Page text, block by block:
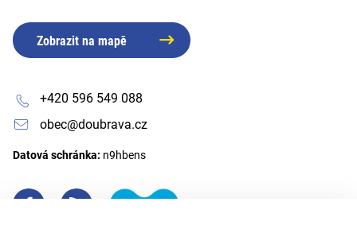
Zobrazit na mapě
+420 596 549 088
obec@doubrava.cz
Datová schránka: n9hbens